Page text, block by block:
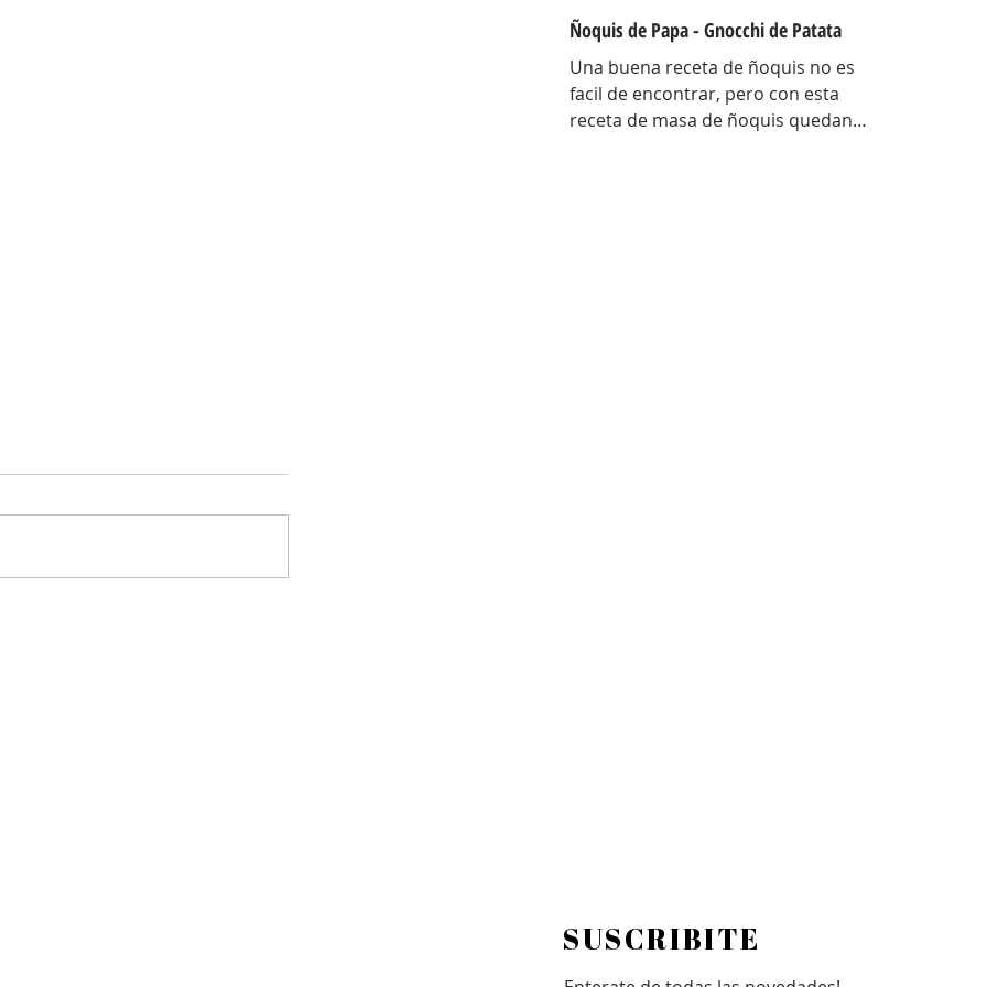
Ñoquis de Papa - Gnocchi de Patata
Una buena receta de ñoquis no es
facil de encontrar, pero con esta
receta de masa de ñoquis quedan
SUSCRIBITE